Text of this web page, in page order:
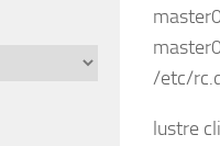
/etc/
lustre